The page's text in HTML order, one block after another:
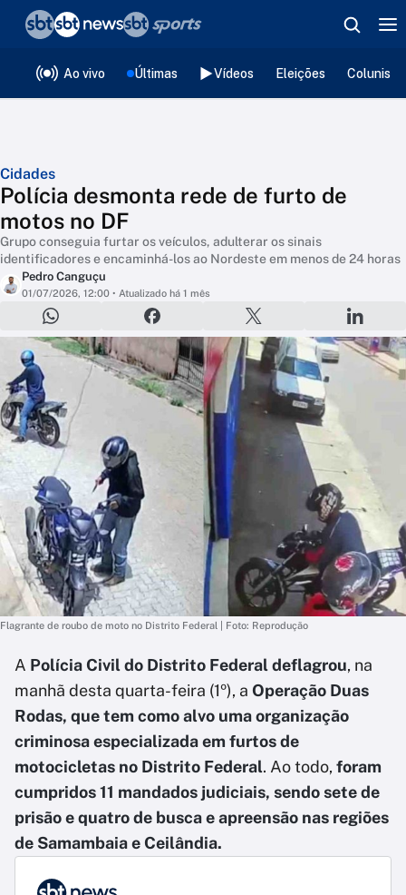
Ao vivo Últimas Vídeos Eleições
Cidades
Polícia desmonta rede de furto de
motos no DF
Grupo conseguia furtar os veículos, adulterar os sinais
identificadores e encaminhá-los ao Nordeste em menos de 24 horas
Pedro Canguçu
01/07/2026, 12:00 • Atualizado há 1 mês
Flagrante de roubo de moto no Distrito Federal | Foto: Reprodução
A Polícia Civil do Distrito Federal deflagrou, na
manhã desta quarta-feira (1º), a Operação Duas
Rodas, que tem como alvo uma organização
criminosa especializada em furtos de
motocicletas no Distrito Federal. Ao todo, foram
cumpridos 11 mandados judiciais, sendo sete de
prisão e quatro de busca e apreensão nas regiões
de Samambaia e Ceilândia.
❮voltar
Editorias